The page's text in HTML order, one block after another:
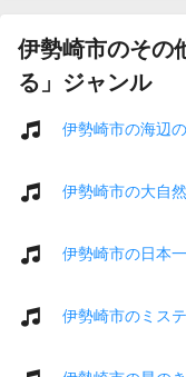
伊勢崎市のその
る」ジャンル
伊勢崎市の海辺
伊勢崎市の大自
伊勢崎市の日本
伊勢崎市のミス